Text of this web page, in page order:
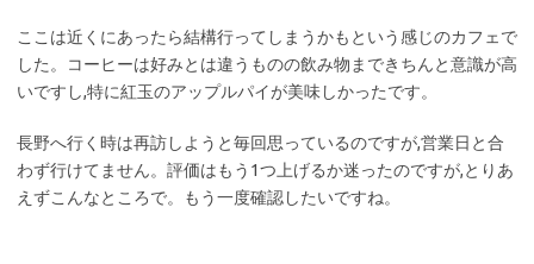
ここは近くにあったら結構行ってしまうかもという感じのカフェで
した。コーヒーは好みとは違うものの飲み物まできちんと意識が高
いですし,特に紅玉のアップルパイが美味しかったです。
長野へ行く時は再訪しようと毎回思っているのですが,営業日と合
わず行けてません。評価はもう1つ上げるか迷ったのですが,とりあ
えずこんなところで。もう一度確認したいですね。